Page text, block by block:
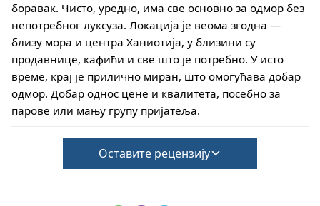
Кућни љубимци нису дозвољени
боравак. Чисто, уредно, има све основно за одмор без
непотребног луксуза. Локација је веома згодна —
близу мора и центра Ханиотија, у близини су
продавнице, кафићи и све што је потребно. У исто
време, крај је прилично миран, што омогућава добар
одмор. Добар однос цене и квалитета, посебно за
парове или мању групу пријатеља.
Оставите рецензију